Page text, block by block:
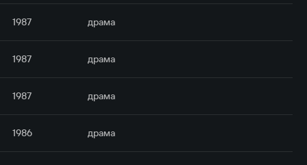
1987 драма
1987 драма
1987 драма
1986 драма